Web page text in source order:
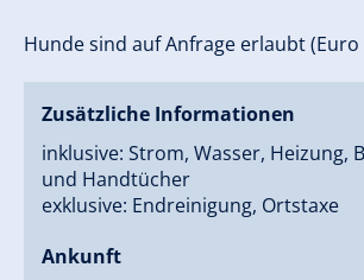
Hunde sind auf Anfrage erlaubt (Euro
Zusätzliche Informationen
inklusive: Strom, Wasser, Heizung,
und Handtücher
exklusive: Endreinigung, Ortstaxe
Ankunft